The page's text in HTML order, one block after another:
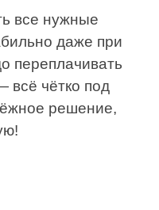
все нужные
даже при
переплачивать
чётко под
решение,